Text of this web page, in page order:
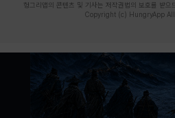
헝그리앱의 콘텐츠 및 기사는 저작권법의 보호를 받
Copyright (c) HungryApp All